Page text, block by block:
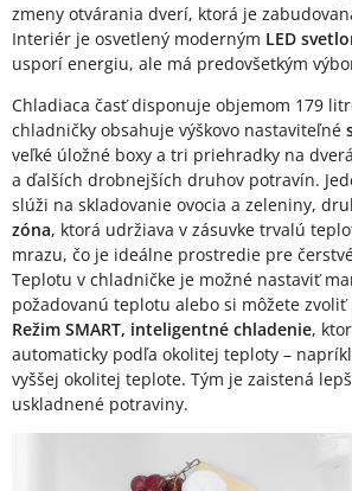
zmeny otvárania dverí, ktorá je
Interiér je osvetlený moderným LED
usporí energiu, ale má predovšetkým
Chladiaca časť disponuje objemom 179
chladničky obsahuje výškovo nastaviteľné
veľké úložné boxy a tri priehradky na
a ďalších drobnejších druhov potravín.
slúži na skladovanie ovocia a zeleniny,
zóna, ktorá udržiava v zásuvke trvalú
mrazu, čo je ideálne prostredie pre
Teplotu v chladničke je možné nastaviť
požadovanú teplotu alebo si môžete
Režim SMART, inteligentné chladenie,
automaticky podľa okolitej teploty –
vyššej okolitej teplote. Tým je zaistená
uskladnené potraviny.